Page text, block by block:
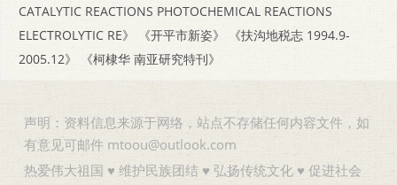
CATALYTIC REACTIONS PHOTOCHEMICAL REACTIONS
ELECTROLYTIC RE》
《开平市新姿》
《扶沟地税志 1994.9-
2005.12》
《柯棣华 南亚研究特刊》
声明：资料信息来源于网络，站点不存储任何内容文件，如
有意见可邮件 mtoou@outlook.com
热爱伟大祖国 ♥ 维护民族团结 ♥ 弘扬传统文化 ♥ 促进社会